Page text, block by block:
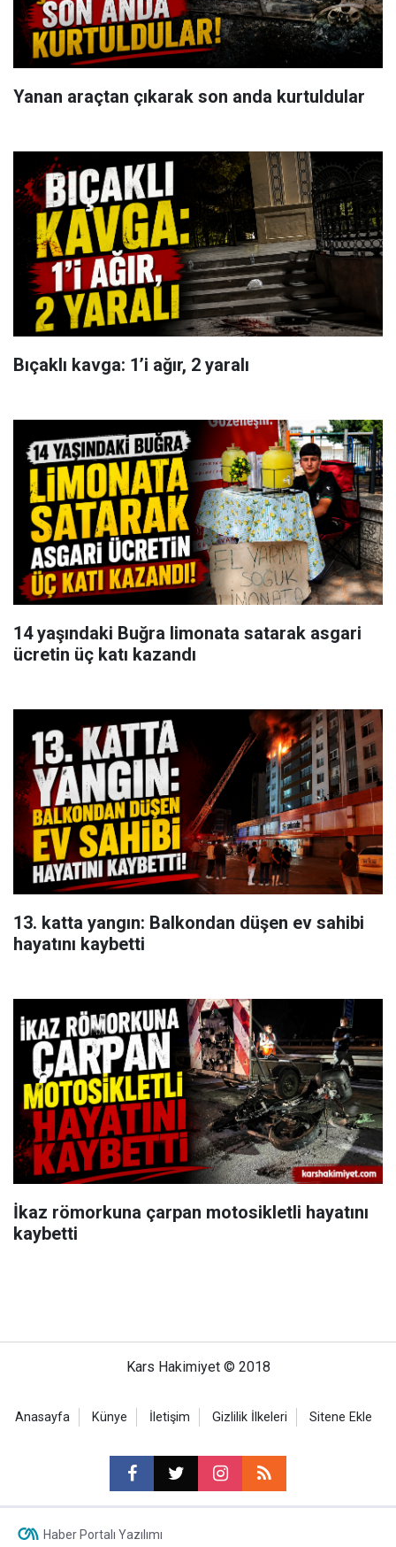
Yanan araçtan çıkarak son anda kurtuldular
Bıçaklı kavga: 1’i ağır, 2 yaralı
14 yaşındaki Buğra limonata satarak asgari
ücretin üç katı kazandı
13. katta yangın: Balkondan düşen ev sahibi
hayatını kaybetti
İkaz römorkuna çarpan motosikletli hayatını
kaybetti
Kars Hakimiyet © 2018
Anasayfa Künye İletişim Gizlilik İlkeleri Sitene Ekle
Haber Portalı Yazılımı